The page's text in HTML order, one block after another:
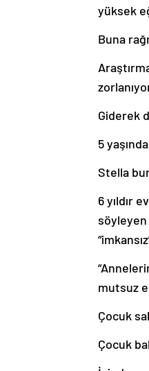
yüksek
Buna
Giderek
5
Stella
6 yıldır
söyleyen
mutsuz
Çocuk
Çocuk